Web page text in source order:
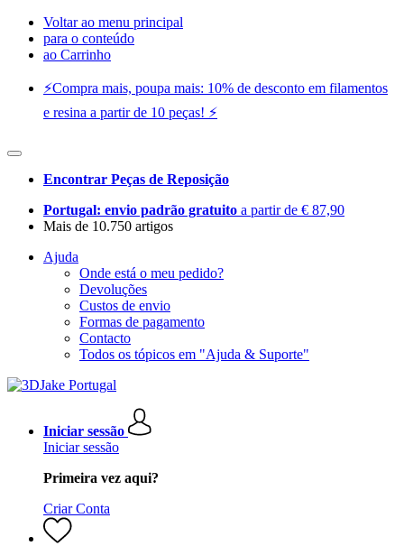
Voltar ao menu principal
para o conteúdo
ao Carrinho
⚡️Compra mais, poupa mais: 10% de desconto em filamentos
e resina a partir de 10 peças! ⚡️
Encontrar Peças de Reposição
Portugal: envio padrão gratuito a partir de € 87,90
Mais de 10.750 artigos
Ajuda
Onde está o meu pedido?
Devoluções
Custos de envio
Formas de pagamento
Contacto
Todos os tópicos em "Ajuda & Suporte"
Iniciar sessão
Iniciar sessão
Primeira vez aqui?
Criar Conta